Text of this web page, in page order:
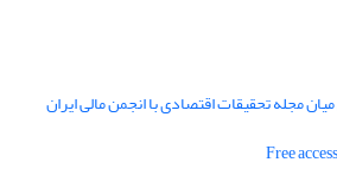
مجله تحقیقات اقتصادی با انجمن مالی ایران
Free